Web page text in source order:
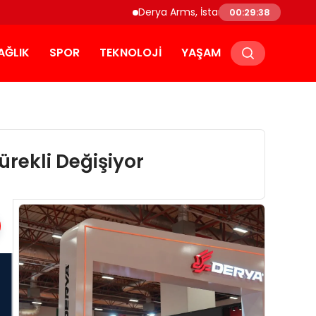
Derya Arms, İstanbul Prohunt 2026’da
00:29:39
SPOR TEKNOLOJI YAŞAM
Değişiyor